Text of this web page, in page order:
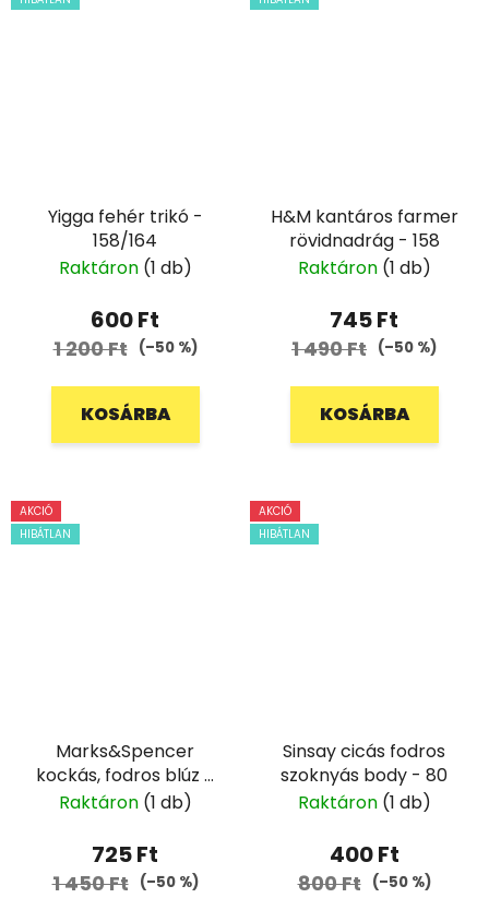
Yigga fehér trikó -
158/164
Raktáron (1 db)
600 Ft
1 200 Ft (–50 %)
KOSÁRBA
H&M kantáros farmer
rövidnadrág - 158
Raktáron (1 db)
745 Ft
1 490 Ft (–50 %)
KOSÁRBA
AKCIÓ
HIBÁTLAN
Marks&Spencer
kockás, fodros blúz -
128
Raktáron (1 db)
725 Ft
1 450 Ft (–50 %)
AKCIÓ
HIBÁTLAN
Sinsay cicás fodros
szoknyás body - 80
Raktáron (1 db)
400 Ft
800 Ft (–50 %)